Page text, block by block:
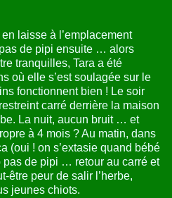
laisse à l’emplacement
de pipi ensuite … alors
tranquilles, Tara a été
où elle s’est soulagée sur le
fonctionnent bien ! Le soir
carré derrière la maison
La nuit, aucun bruit … et
à 4 mois ? Au matin, dans
(oui ! on s’extasie quand bébé
pas de pipi … retour au carré et
être peur de salir l’herbe,
jeunes chiots.